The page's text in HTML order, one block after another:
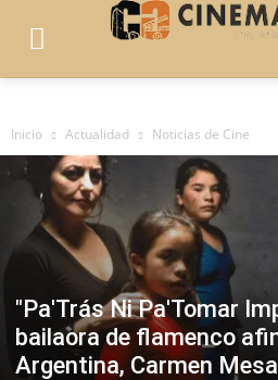
Inicio Actualidad Noticias de Cine
"Pa'Trás Ni Pa'Tomar
bailaora de flamenco
Argentina, Carmen Mesa